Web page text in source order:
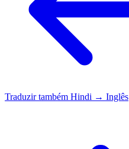
Traduzir também Hindi → Inglês